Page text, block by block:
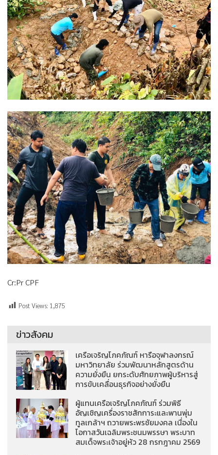
Cr:Pr CPF
Post Views: 1,875
ข่าวสังคม
เครือเจริญโภคภัณฑ์ หารือจุฬาลงกรณ์
มหาวิทยาลัย ร่วมพัฒนาหลักสูตรด้าน
ความยั่งยืน ยกระดับศักยภาพผู้บริหารสู่
การขับเคลื่อนธุรกิจอย่างยั่งยืน
ผู้แทนเครือเจริญโภคภัณฑ์ ร่วมพิธี
อัญเชิญเครื่องราชสักการะและพานพุ่ม
ทูลเกล้าฯ ถวายพระพรชัยมงคล เนื่องใน
โอกาสวันเฉลิมพระชนมพรรษา พระบาท
สมเด็จพระเจ้าอยู่หัว 28 กรกฎาคม 2569